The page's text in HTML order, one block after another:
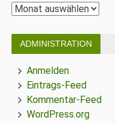
Archiv
ADMINISTRATION
Anmelden
Eintrags-Feed
Kommentar-Feed
WordPress.org